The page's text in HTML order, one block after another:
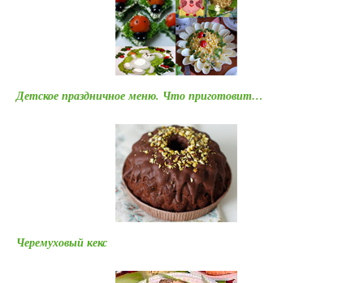
Детское праздничное меню. Что приготовит…
Черемуховый кекс